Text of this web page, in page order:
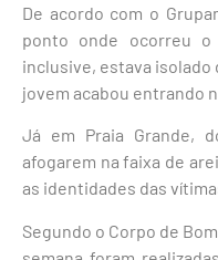
De acordo com o
ponto onde ocorreu o
inclusive, estava isolado
jovem acabou entrando
Já em Praia Grande,
afogarem na faixa de
as identidades das
Segundo o Corpo de